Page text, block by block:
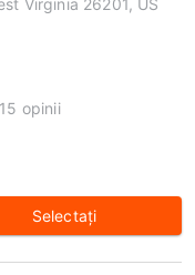
Virginia 26201, US
opinii
Selectaţi